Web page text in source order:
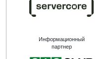
Информационный
партнер